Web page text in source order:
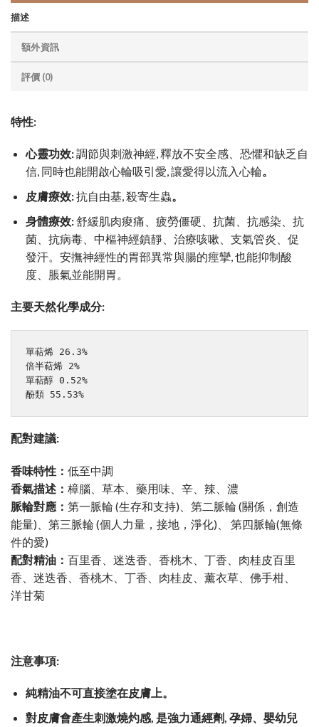
描述
額外資訊
評價 (0)
特性:
心靈功效:調節與刺激神經, 釋放不安全感、恐懼和缺乏自
信, 同時也能開啟心輪吸引愛, 讓愛得以流入心輪。
皮膚療效:抗自由基, 殺寄生蟲。
身體療效:舒緩肌肉痠痛、疲勞僵硬、抗菌、抗感染、抗
菌、抗病毒、中樞神經鎮靜、治療咳嗽、支氣管炎、促
發汗。安撫神經性的胃部異常與腸的痙攣, 也能抑制酸
度、脹氣並能開胃。
主要天然化學成分:
單萜烯 26.3%
倍半萜烯 2%
單萜醇 0.52%
酚類 55.53%
配對建議:
香味特性： 低至中調
香氣描述： 樟腦、草本、藥用味、辛、辣、濃
脈輪對應： 第一脈輪 (生存和支持)、第二脈輪 (關係，創造
能量)、第三脈輪 (個人力量，接地，淨化)、 第四脈輪(無條
件的愛)
配對精油： 百里香、迷迭香、香桃木、丁香、肉桂皮百里
香、迷迭香、香桃木、丁香、肉桂皮、薰衣草、佛手柑、
洋甘菊
注意事項:
純精油不可直接塗在皮膚上。
對皮膚會產生刺激燒灼感, 是強力通經劑, 孕婦、嬰幼兒